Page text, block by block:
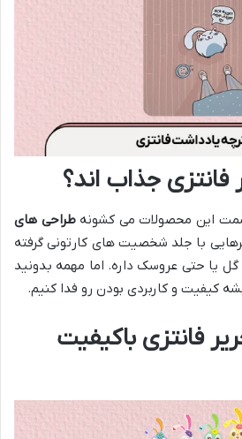
فانتزی جذاب اند؟
سمت این محصولات می کشونهطراحی های
با جلد شخصیت های کارتونی گرفته
یا حتی عروسک داره. اما مهمه بدونید
کیفیت و کاربردی بودن رو فدا کنیم.
فانتزی باکیفیت